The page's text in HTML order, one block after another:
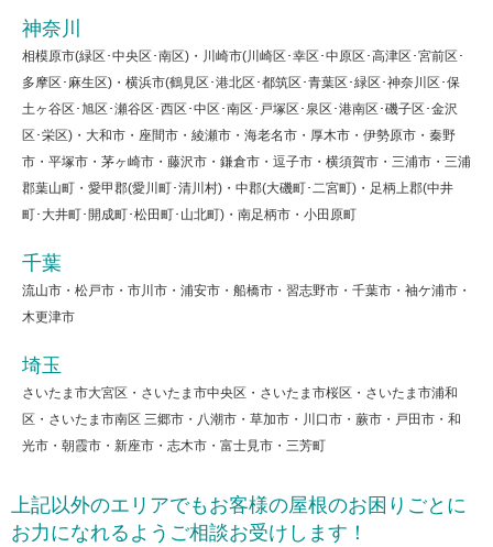
神奈川
相模原市(緑区･中央区･南区)・川崎市(川崎区･幸区･中原区･高津区･宮前区･
多摩区･麻生区)・横浜市(鶴見区･港北区･都筑区･青葉区･緑区･神奈川区･保
土ヶ谷区･旭区･瀬谷区･西区･中区･南区･戸塚区･泉区･港南区･磯子区･金沢
区･栄区)・大和市・座間市・綾瀬市・海老名市・厚木市・伊勢原市・秦野
市・平塚市・茅ヶ崎市・藤沢市・鎌倉市・逗子市・横須賀市・三浦市・三浦
郡葉山町・愛甲郡(愛川町･清川村)・中郡(大磯町･二宮町)・足柄上郡(中井
町･大井町･開成町･松田町･山北町)・南足柄市・小田原町
千葉
流山市・松戸市・市川市・浦安市・船橋市・習志野市・千葉市・袖ケ浦市・
木更津市
埼玉
さいたま市大宮区・さいたま市中央区・さいたま市桜区・さいたま市浦和
区・さいたま市南区 三郷市・八潮市・草加市・川口市・蕨市・戸田市・和
光市・朝霞市・新座市・志木市・富士見市・三芳町
上記以外のエリアでもお客様の屋根のお困りごとに
お力になれるようご相談お受けします！